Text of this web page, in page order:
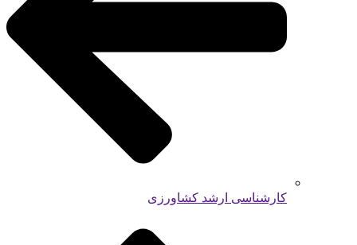
کارشناسی ارشد کشاورزی